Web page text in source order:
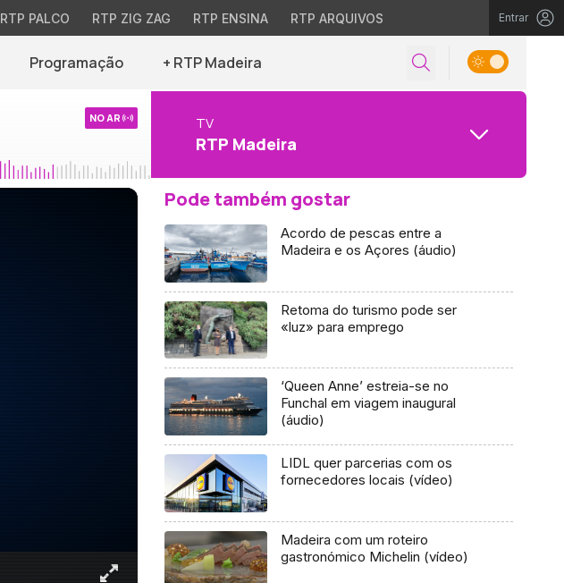
RTP PALCO RTP ZIG ZAG RTP ENSINA RTP ARQUIVOS Entrar
Programação + RTP Madeira
NO AR TV
RTP Madeira
Pode também gostar
Acordo de pescas entre a
Madeira e os Açores (áudio)
Retoma do turismo pode ser
«luz» para emprego
‘Queen Anne’ estreia-se no
Funchal em viagem inaugural
(áudio)
LIDL quer parcerias com os
fornecedores locais (vídeo)
Madeira com um roteiro
gastronómico Michelin (vídeo)